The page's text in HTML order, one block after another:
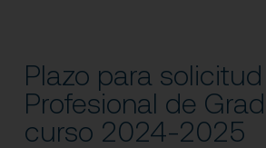
Plazo para
Profesional de
curso 2024-2025